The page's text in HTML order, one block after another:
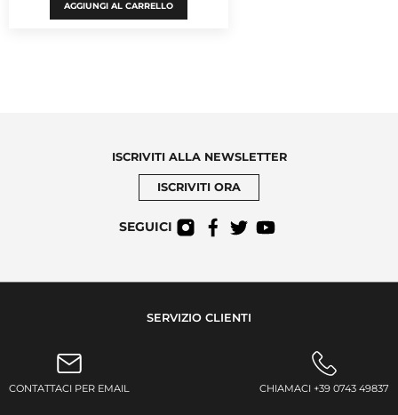
AGGIUNGI AL CARRELLO
ISCRIVITI ALLA NEWSLETTER
ISCRIVITI ORA
SEGUICI
SERVIZIO CLIENTI
CONTATTACI PER EMAIL CHIAMACI +39 0743 49837